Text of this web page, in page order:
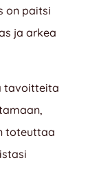
on paitsi
ja arkea
tavoitteita
toteuttaa